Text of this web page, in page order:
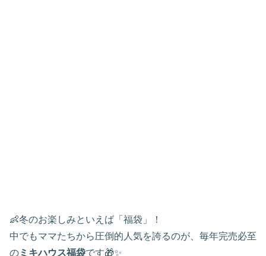
👶冬のお楽しみといえば「福袋」！
中でもママたちから圧倒的人気を誇るのが、毎年完売必至
のミキハウス福袋です🎁✨